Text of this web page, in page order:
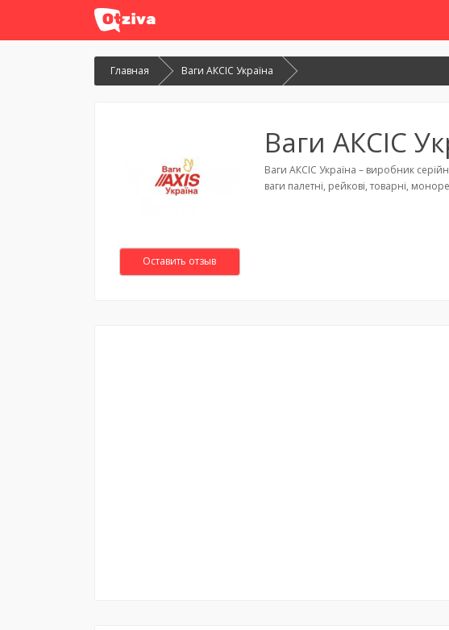
Главная Ваги АКСІС Україна
Оставить отзыв
Ваги АКСІС
Ваги АКСІС Україна – виробник
ваги палетні, рейкові, товарні,